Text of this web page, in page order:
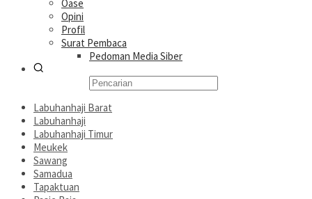
Oase
Opini
Profil
Surat Pembaca
Pedoman Media Siber
Labuhanhaji Barat
Labuhanhaji
Labuhanhaji Timur
Meukek
Sawang
Samadua
Tapaktuan